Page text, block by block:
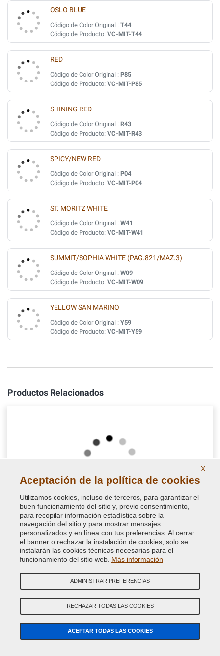
OSLO BLUE
Código de Color Original : T44
Código de Producto: VC-MIT-T44
RED
Código de Color Original : P85
Código de Producto: VC-MIT-P85
SHINING RED
Código de Color Original : R43
Código de Producto: VC-MIT-R43
SPICY/NEW RED
Código de Color Original : P04
Código de Producto: VC-MIT-P04
ST. MORITZ WHITE
Código de Color Original : W41
Código de Producto: VC-MIT-W41
SUMMIT/SOPHIA WHITE (PAG.821/MAZ.3)
Código de Color Original : W09
Código de Producto: VC-MIT-W09
YELLOW SAN MARINO
Código de Color Original : Y59
Código de Producto: VC-MIT-Y59
Productos Relacionados
NextPrimer - Spray Aparejo Coche para retoque
carrocería e imprimación metales
Optimizado para retoques de carrocería, este spray aparejo
garantiza alta estabilidad y nivelación de superficie,
asegurando un resultado estético uniforme. Excelente
imprimación en metales. Disponible en muchos colores RAL
para mejor cubrición
IVA incluido
X
Aceptación de la política de cookies
Utilizamos cookies, incluso de terceros, para garantizar el
buen funcionamiento del sitio y, previo consentimiento,
para recopilar información estadística sobre la
navegación del sitio y para mostrar mensajes
personalizados y en línea con tus preferencias. Al cerrar
el banner o rechazar la instalación de cookies, solo se
instalarán las cookies técnicas necesarias para el
funcionamiento del sitio web. Más información
ADMINISTRAR PREFERENCIAS
RECHAZAR TODAS LAS COOKIES
ACEPTAR TODAS LAS COOKIES